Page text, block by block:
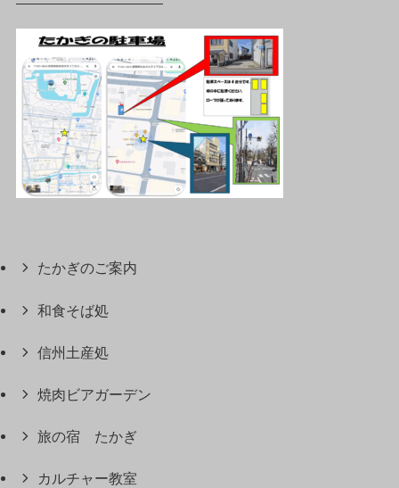
たかぎのご案内
和食そば処
信州土産処
焼肉ビアガーデン
旅の宿 たかぎ
カルチャー教室